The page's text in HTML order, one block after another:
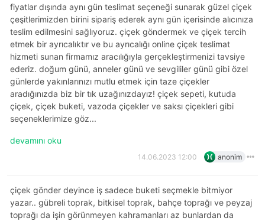
fiyatlar dışında aynı gün teslimat seçeneği sunarak güzel çiçek
çeşitlerimizden birini sipariş ederek aynı gün içerisinde alıcınıza
teslim edilmesini sağlıyoruz. çiçek göndermek ve çiçek tercih
etmek bir ayrıcalıktır ve bu ayrıcalığı online çiçek teslimat
hizmeti sunan firmamız aracılığıyla gerçekleştirmenizi tavsiye
ederiz. doğum günü, anneler günü ve sevgililer günü gibi özel
günlerde yakınlarınızı mutlu etmek için taze çiçekler
aradığınızda biz bir tık uzağınızdayız! çiçek sepeti, kutuda
çiçek, çiçek buketi, vazoda çiçekler ve saksı çiçekleri gibi
seçeneklerimize göz...
devamını oku
14.06.2023 12:00 anonim
çiçek gönder deyince iş sadece buketi seçmekle bitmiyor
yazar.. gübreli toprak, bitkisel toprak, bahçe toprağı ve peyzaj
toprağı da işin görünmeyen kahramanları az bunlardan da